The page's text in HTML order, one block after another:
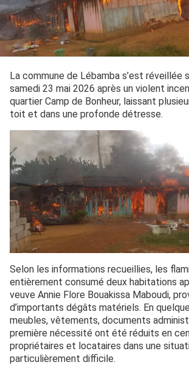
La commune de Lébamba s’est réveillée
samedi 23 mai 2026 après un violent
quartier Camp de Bonheur, laissant
toit et dans une profonde détresse.
Selon les informations recueillies, les
entièrement consumé deux habitations
veuve Annie Flore Bouakissa Maboudi,
d’importants dégâts matériels. En
meubles, vêtements, documents
première nécessité ont été réduits en
propriétaires et locataires dans une
particulièrement difficile.